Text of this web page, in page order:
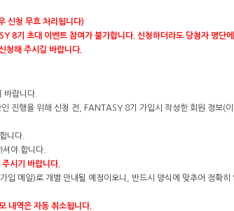
신청 무효 처리됩니다)
기 초대 이벤트 참여가 불가합니다. 신청하더라도 당첨자 명단에
청해 주시길 바랍니다.
바랍니다.
진행을 위해 신청 전, FANTASY 8기 가입시 작성한 회원 정보(
니다.
야 합니다.
시기 바랍니다.
입 메일)로 개별 안내될 예정이오니, 반드시 양식에 맞추어 정확
내역은 자동 취소됩니다.